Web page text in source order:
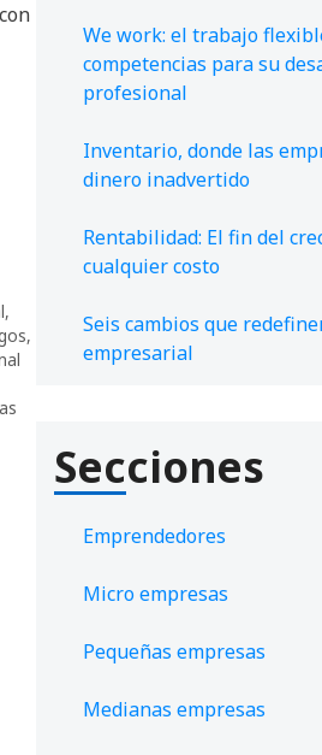
,
,
We work: el trabajo
competencias para su
profesional
Inventario, donde las
dinero inadvertido
Rentabilidad: El fin del
cualquier costo
Seis cambios que
empresarial
Secciones
Emprendedores
Micro empresas
Pequeñas empresas
Medianas empresas